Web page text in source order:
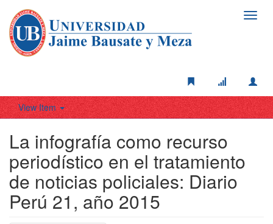
View Item
La infografía como recurso
periodístico en el tratamiento
de noticias policiales: Diario
Perú 21, año 2015